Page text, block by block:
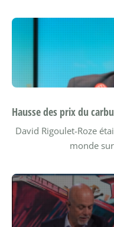
Hausse des prix du
David Rigoulet-Roze
monde sur